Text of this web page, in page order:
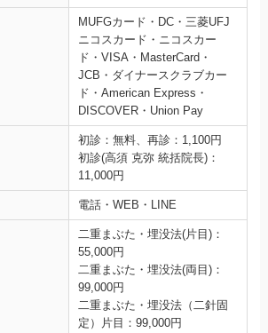
MUFGカード・DC・三菱UFJ
ニコスカード・ニコスカー
ド・VISA・MasterCard・
JCB・ダイナースクラブカー
ド・American Express・
DISCOVER・Union Pay
初診：無料、再診：1,100円
初診(高須 克弥 統括院長)：
11,000円
電話・WEB・LINE
二重まぶた・埋没法(片目)：
55,000円
二重まぶた・埋没法(両目)：
99,000円
二重まぶた・埋没法（二針固
定）片目：99,000円